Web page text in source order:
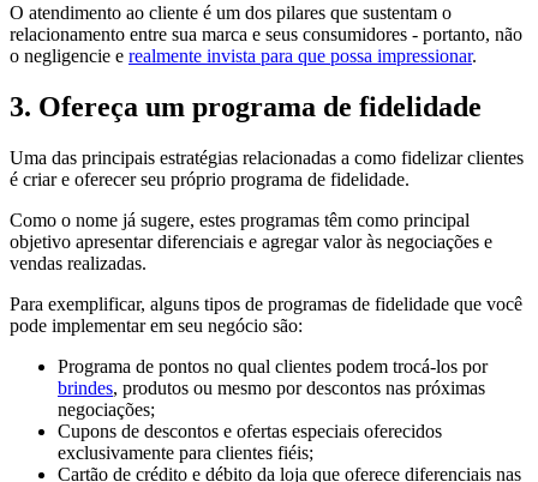
O atendimento ao cliente é um dos pilares que sustentam o
relacionamento entre sua marca e seus consumidores - portanto, não
o negligencie e realmente invista para que possa impressionar.
3. Ofereça um programa de fidelidade
Uma das principais estratégias relacionadas a como fidelizar clientes
é criar e oferecer seu próprio programa de fidelidade.
Como o nome já sugere, estes programas têm como principal
objetivo apresentar diferenciais e agregar valor às negociações e
vendas realizadas.
Para exemplificar, alguns tipos de programas de fidelidade que você
pode implementar em seu negócio são:
Programa de pontos no qual clientes podem trocá-los por
brindes, produtos ou mesmo por descontos nas próximas
negociações;
Cupons de descontos e ofertas especiais oferecidos
exclusivamente para clientes fiéis;
Cartão de crédito e débito da loja que oferece diferenciais nas